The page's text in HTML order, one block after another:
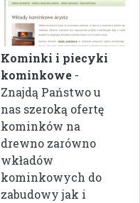
Kominki i piecyki
kominkowe -
Znajdą Państwo u
nas szeroką ofertę
kominków na
drewno zarówno
wkładów
kominkowych do
zabudowy jak i